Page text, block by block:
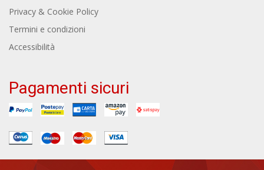
Privacy & Cookie Policy
Termini e condizioni
Accessibilità
Pagamenti sicuri